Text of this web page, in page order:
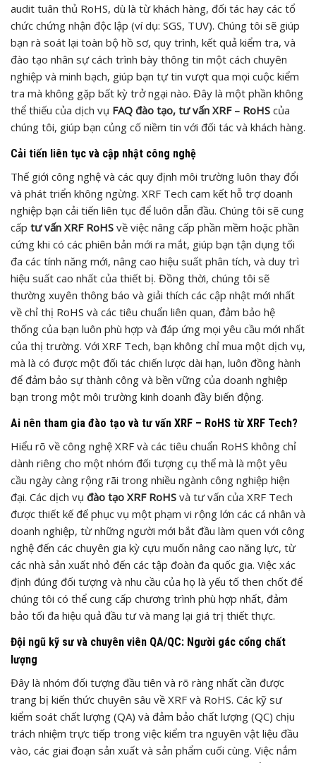
audit tuân thủ RoHS, dù là từ khách hàng, đối tác hay các tổ
chức chứng nhận độc lập (ví dụ: SGS, TUV). Chúng tôi sẽ giúp
bạn rà soát lại toàn bộ hồ sơ, quy trình, kết quả kiểm tra, và
đào tạo nhân sự cách trình bày thông tin một cách chuyên
nghiệp và minh bạch, giúp bạn tự tin vượt qua mọi cuộc kiểm
tra mà không gặp bất kỳ trở ngại nào. Đây là một phần không
thể thiếu của dịch vụ FAQ đào tạo, tư vấn XRF – RoHS của
chúng tôi, giúp bạn củng cố niềm tin với đối tác và khách hàng.
Cải tiến liên tục và cập nhật công nghệ
Thế giới công nghệ và các quy định môi trường luôn thay đổi
và phát triển không ngừng. XRF Tech cam kết hỗ trợ doanh
nghiệp bạn cải tiến liên tục để luôn dẫn đầu. Chúng tôi sẽ cung
cấp tư vấn XRF RoHS về việc nâng cấp phần mềm hoặc phần
cứng khi có các phiên bản mới ra mắt, giúp bạn tận dụng tối
đa các tính năng mới, nâng cao hiệu suất phân tích, và duy trì
hiệu suất cao nhất của thiết bị. Đồng thời, chúng tôi sẽ
thường xuyên thông báo và giải thích các cập nhật mới nhất
về chỉ thị RoHS và các tiêu chuẩn liên quan, đảm bảo hệ
thống của bạn luôn phù hợp và đáp ứng mọi yêu cầu mới nhất
của thị trường. Với XRF Tech, bạn không chỉ mua một dịch vụ,
mà là có được một đối tác chiến lược dài hạn, luôn đồng hành
để đảm bảo sự thành công và bền vững của doanh nghiệp
bạn trong một môi trường kinh doanh đầy biến động.
Ai nên tham gia đào tạo và tư vấn XRF – RoHS từ XRF Tech?
Hiểu rõ về công nghệ XRF và các tiêu chuẩn RoHS không chỉ
dành riêng cho một nhóm đối tượng cụ thể mà là một yêu
cầu ngày càng rộng rãi trong nhiều ngành công nghiệp hiện
đại. Các dịch vụ đào tạo XRF RoHS và tư vấn của XRF Tech
được thiết kế để phục vụ một phạm vi rộng lớn các cá nhân và
doanh nghiệp, từ những người mới bắt đầu làm quen với công
nghệ đến các chuyên gia kỳ cựu muốn nâng cao năng lực, từ
các nhà sản xuất nhỏ đến các tập đoàn đa quốc gia. Việc xác
định đúng đối tượng và nhu cầu của họ là yếu tố then chốt để
chúng tôi có thể cung cấp chương trình phù hợp nhất, đảm
bảo tối đa hiệu quả đầu tư và mang lại giá trị thiết thực.
Đội ngũ kỹ sư và chuyên viên QA/QC: Người gác cổng chất
lượng
Đây là nhóm đối tượng đầu tiên và rõ ràng nhất cần được
trang bị kiến thức chuyên sâu về XRF và RoHS. Các kỹ sư
kiểm soát chất lượng (QA) và đảm bảo chất lượng (QC) chịu
trách nhiệm trực tiếp trong việc kiểm tra nguyên vật liệu đầu
vào, các giai đoạn sản xuất và sản phẩm cuối cùng. Việc nắm